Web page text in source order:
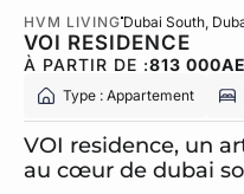
HVM LIVING Dubai South ,
VOI RESIDENCE
À PARTIR DE :813 000
Type : Appartement
VOI residence, un
au cœur de dubai